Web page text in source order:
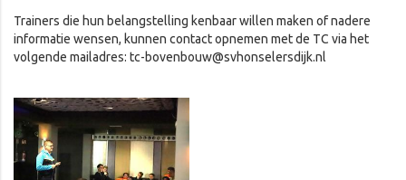
Trainers die hun belangstelling kenbaar willen maken of nadere
informatie wensen, kunnen contact opnemen met de TC via het
volgende mailadres: tc-bovenbouw@svhonselersdijk.nl